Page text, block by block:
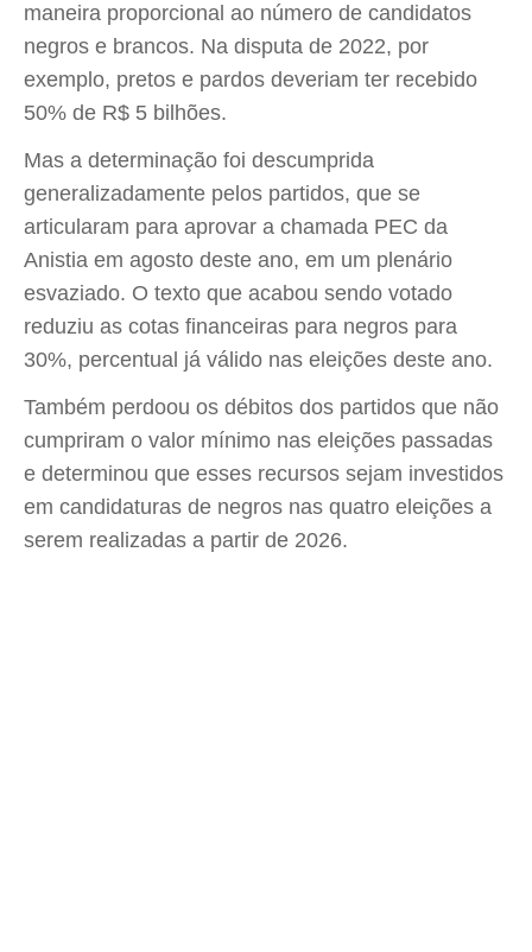
maneira proporcional ao número de candidatos
negros e brancos. Na disputa de 2022, por
exemplo, pretos e pardos deveriam ter recebido
50% de R$ 5 bilhões.
Mas a determinação foi descumprida
generalizadamente pelos partidos, que se
articularam para aprovar a chamada PEC da
Anistia em agosto deste ano, em um plenário
esvaziado. O texto que acabou sendo votado
reduziu as cotas financeiras para negros para
30%, percentual já válido nas eleições deste ano.
Também perdoou os débitos dos partidos que não
cumpriram o valor mínimo nas eleições passadas
e determinou que esses recursos sejam investidos
em candidaturas de negros nas quatro eleições a
serem realizadas a partir de 2026.